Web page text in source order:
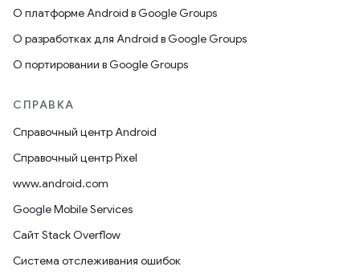
О платформе Android в Google Groups
О разработках для Android в Google Groups
О портировании в Google Groups
СПРАВКА
Справочный центр Android
Справочный центр Pixel
www.android.com
Google Mobile Services
Сайт Stack Overflow
Система отслеживания ошибок